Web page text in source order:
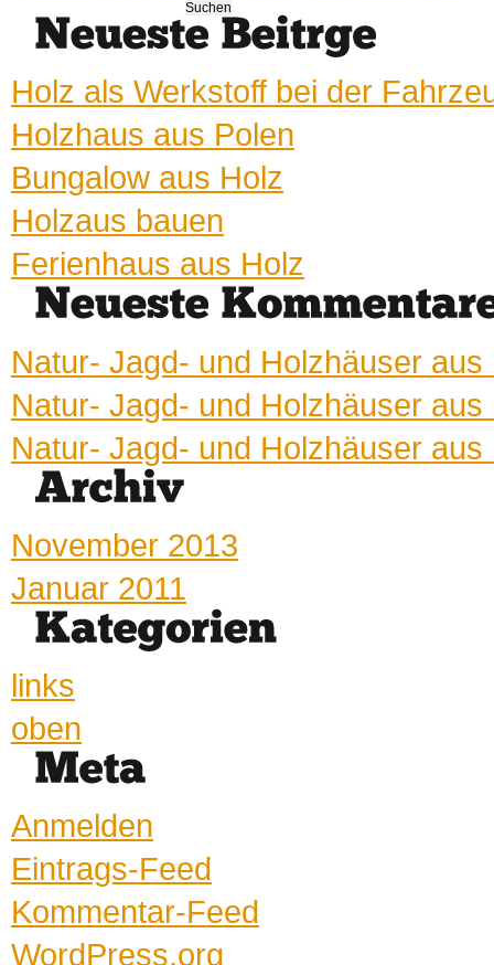
nach:
Holz als Werkstoff bei der
Holzhaus aus Polen
Bungalow aus Holz
Holzaus bauen
Ferienhaus aus Holz
Natur- Jagd- und Holzhäuser aus
Natur- Jagd- und Holzhäuser aus
Natur- Jagd- und Holzhäuser aus
November 2013
Januar 2011
links
oben
Anmelden
Eintrags-Feed
Kommentar-Feed
WordPress.org